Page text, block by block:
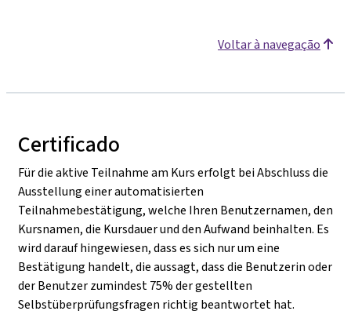
Voltar à navegação
Certificado
Für die aktive Teilnahme am Kurs erfolgt bei Abschluss die
Ausstellung einer automatisierten
Teilnahmebestätigung, welche Ihren Benutzernamen, den
Kursnamen, die Kursdauer und den Aufwand beinhalten. Es
wird darauf hingewiesen, dass es sich nur um eine
Bestätigung handelt, die aussagt, dass die Benutzerin oder
der Benutzer zumindest 75% der gestellten
Selbstüberprüfungsfragen richtig beantwortet hat.